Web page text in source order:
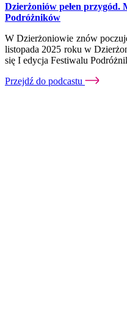
Dzierżoniów pełen przygód.
Podróżników
W Dzierżoniowie znów
listopada 2025 roku w
się I edycja Festiwalu
Przejdź do podcastu